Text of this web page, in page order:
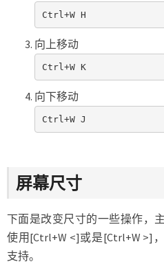
Ctrl+W H
向上移动
Ctrl+W K
向下移动
Ctrl+W J
屏幕尺寸
下面是改变尺寸的一些操作，
使用[Ctrl+W <]或是[Ctrl+W >]
支持。